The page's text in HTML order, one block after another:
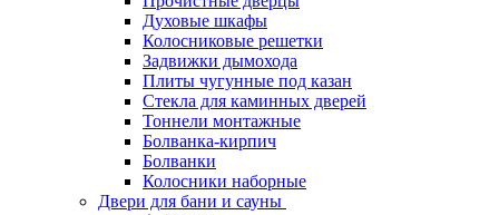
Духовые шкафы
Колосниковые решетки
Задвижки дымохода
Плиты чугунные под казан
Стекла для каминных дверей
Тоннели монтажные
Болванка-кирпич
Болванки
Колосники наборные
Двери для бани и сауны